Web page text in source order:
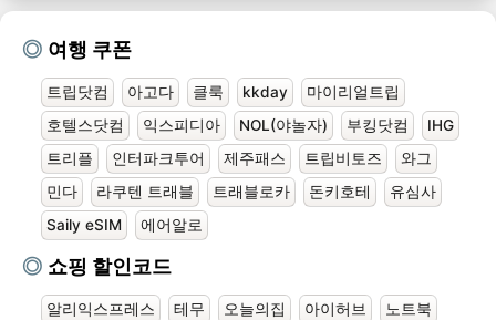
여행 쿠폰
트립닷컴 아고다 클룩 kkday
마이리얼트립
호텔스닷컴
익스피디아 NOL(야놀자) 부킹닷컴
IHG
트리플
인터파크투어 제주패스 트립비토즈
와그
민다
라쿠텐 트래블 트래블로카 돈키호테
유심사
Saily eSIM
에어알로
쇼핑 할인코드
알리익스프레스 테무 오늘의집 아이허브
노트북